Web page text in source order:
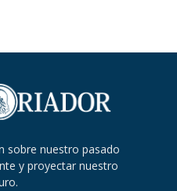
sobre nuestro pasado
y proyectar nuestro